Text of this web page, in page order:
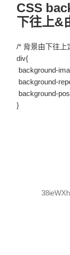
CSS
下往上&
/* 背景由下往上
div{
background-
background-
background-
}